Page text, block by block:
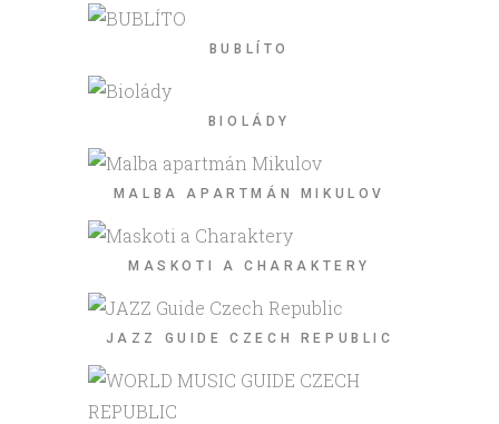
BUBLÍTO
BIOLÁDY
MALBA APARTMÁN MIKULOV
MASKOTI A CHARAKTERY
JAZZ GUIDE CZECH REPUBLIC